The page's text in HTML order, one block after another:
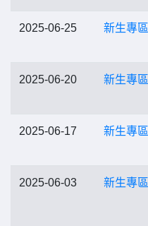
2025-06-25 新生專區
2025-06-20 新生專區
2025-06-17 新生專區
2025-06-03 新生專區